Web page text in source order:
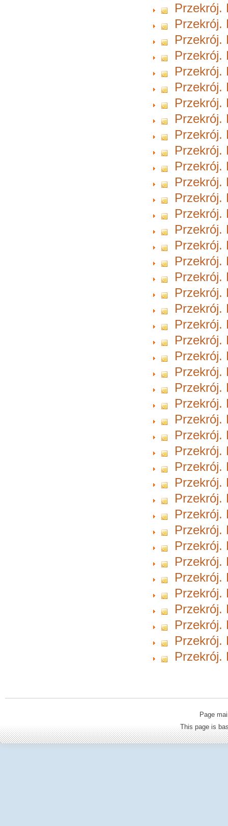
Przekrój.
Przekrój.
Przekrój.
Przekrój.
Przekrój.
Przekrój.
Przekrój.
Przekrój.
Przekrój.
Przekrój.
Przekrój.
Przekrój.
Przekrój.
Przekrój.
Przekrój.
Przekrój.
Przekrój.
Przekrój.
Przekrój.
Przekrój.
Przekrój.
Przekrój.
Przekrój.
Przekrój.
Przekrój.
Przekrój.
Przekrój.
Przekrój.
Przekrój.
Przekrój.
Przekrój.
Przekrój.
Przekrój.
Przekrój.
Przekrój.
Przekrój.
Przekrój.
Przekrój.
Przekrój.
Przekrój.
Przekrój.
Przekrój.
Page
This page is